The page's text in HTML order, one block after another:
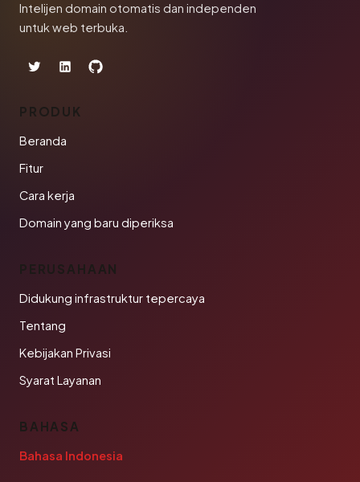
Intelijen domain otomatis dan independen
untuk web terbuka.
PRODUK
Beranda
Fitur
Cara kerja
Domain yang baru diperiksa
PERUSAHAAN
Didukung infrastruktur tepercaya
Tentang
Kebijakan Privasi
Syarat Layanan
BAHASA
Bahasa Indonesia